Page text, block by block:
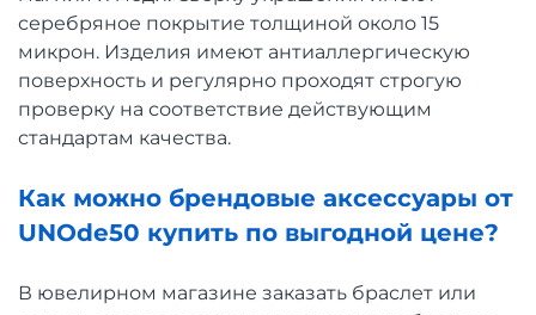
серебряное покрытие толщиной около 15
микрон. Изделия имеют антиаллергическую
поверхность и регулярно проходят строгую
проверку на соответствие действующим
стандартам качества.
Как можно брендовые аксессуары от
UNOde50 купить по выгодной цене?
В ювелирном магазине заказать браслет или